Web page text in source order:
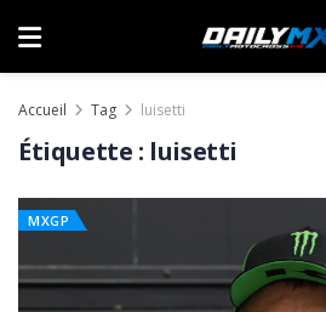
Accueil Tag luisetti
Étiquette : luisetti
MXGP